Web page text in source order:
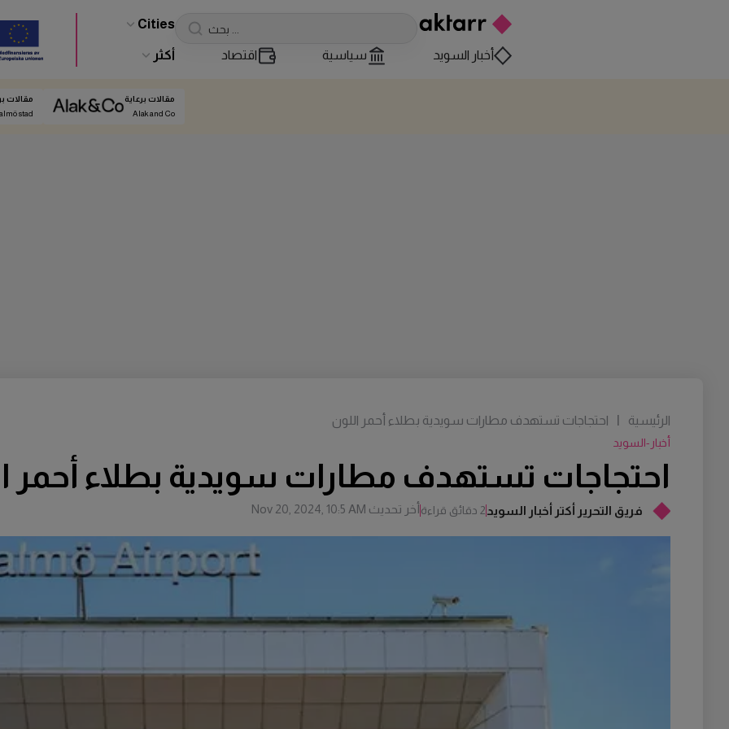
Cities
أخبار السويد سياسية اقتصاد أكثر
مقالات برعاية
Alak and Co
مقالات
stad
فريق التحرير أكتر أخبار السويد2 دقائق قراءة أخر تحديث Nov 20, 2024, 10:5 AM
احتجاجات تستهدف مطارات سويدية بطلاء أحمر
أخبار-السويد
الرئيسية احتجاجات تستهدف مطارات سويدية بطلاء أحمر اللون